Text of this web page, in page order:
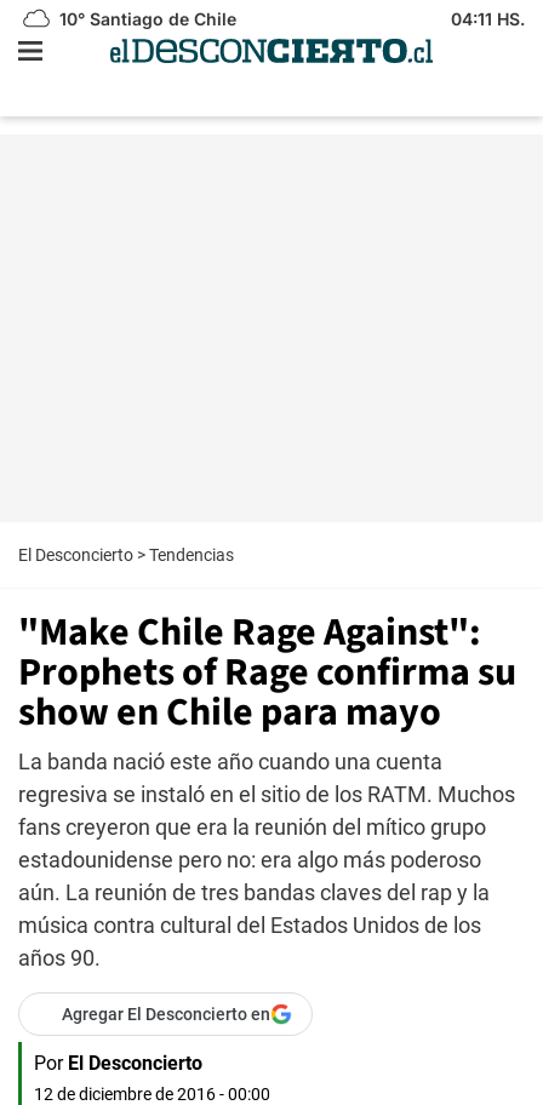
10° Santiago de Chile 04:11 HS.
El Desconcierto >Tendencias
"Make Chile Rage Against":
Prophets of Rage confirma su
show en Chile para mayo
La banda nació este año cuando una cuenta
regresiva se instaló en el sitio de los RATM. Muchos
fans creyeron que era la reunión del mítico grupo
estadounidense pero no: era algo más poderoso
aún. La reunión de tres bandas claves del rap y la
música contra cultural del Estados Unidos de los
años 90.
Agregar El Desconcierto en
Por El Desconcierto
12 de diciembre de 2016 - 00:00